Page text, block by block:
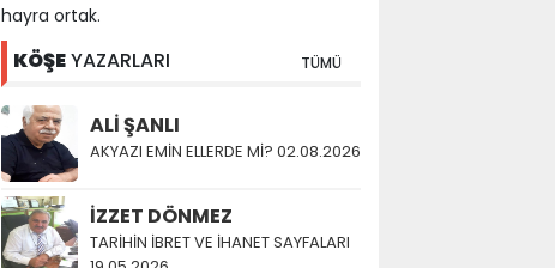
hayra ortak.
KÖŞEYAZARLARI TÜMÜ
ALİ ŞANLI
AKYAZI EMİN ELLERDE Mİ? 02.08.2026
İZZET DÖNMEZ
TARİHİN İBRET VE İHANET SAYFALARI